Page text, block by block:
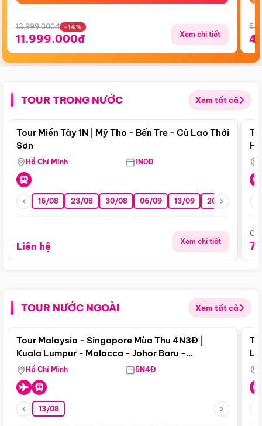
13.999.000đ -14%
11.999.000đ Xem chi tiết
TOUR TRONG NƯỚC Xem tất cả
Điểm nổi bật
Tour Miền Tây 1N | Mỹ Tho - Bến Tre - Cù Lao Thới
Sơn
Hồ Chí Minh 1N0Đ
16/08 23/08 30/08 06/09 13/09 20/09 27/09
Liên hệ Xem chi tiết
TOUR NƯỚC NGOÀI Xem tất cả
Điểm nổi bật
Tour Malaysia - Singapore Mùa Thu 4N3Đ |
Kuala Lumpur - Malacca - Johor Baru -
Singapore
Hồ Chí Minh 5N4Đ
13/08